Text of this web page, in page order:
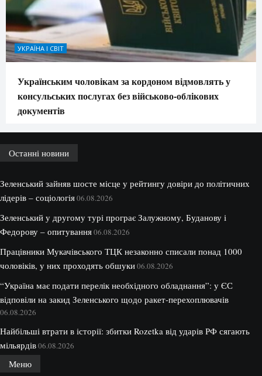
УКРАЇНА І СВІТ
Українським чоловікам за кордоном відмовлять у
консульських послугах без військово-облікових
документів
Останні новини
Зеленський зайняв шосте місце у рейтингу довіри до політичних
лідерів – соціологія06.08.2026
Зеленський у другому турі програє Залужному, Буданову і
Федорову – опитування06.08.2026
Працівники Мукачівського ТЦК незаконно списали понад 1000
чоловіків, у них проходять обшуки06.08.2026
“Україна має подати перелік необхідного обладнання”: у ЄС
відповіли на закид Зеленського щодо ракет-перехоплювачів
06.08.2026
Найбільші втрати в історії: збитки Rozetka від ударів РФ сягають
мільярдів06.08.2026
Меню